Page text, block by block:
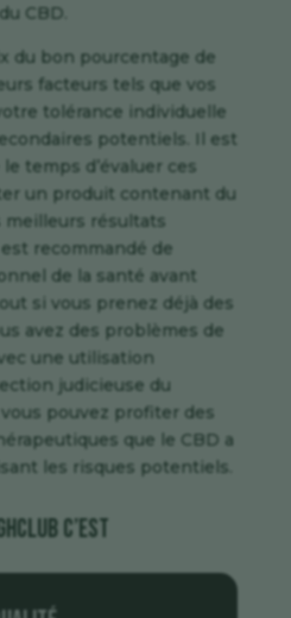
CBD.
du bon pourcentage de
facteurs tels que vos
tolérance individuelle
potentiels. Il est
temps d’évaluer ces
un produit contenant du
meilleurs résultats
recommandé de
de la santé avant
si vous prenez déjà des
avez des problèmes de
une utilisation
judicieuse du
pouvez profiter des
que le CBD a
les risques potentiels.
c’est